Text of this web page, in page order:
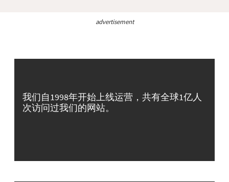
advertisement
我们自1998年开始上线运营，共有全球1亿人
次访问过我们的网站。